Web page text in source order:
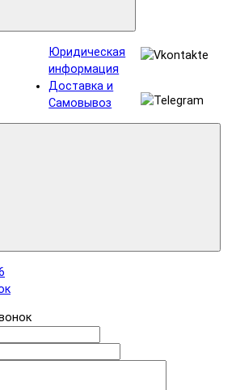
Юридическая
информация
Доставка и
Самовывоз